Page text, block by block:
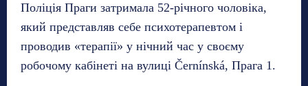
Поліція Праги затримала 52-річного чоловіка,
який представляв себе психотерапевтом і
проводив «терапії» у нічний час у своєму
робочому кабінеті на вулиці Černínská, Прага 1.